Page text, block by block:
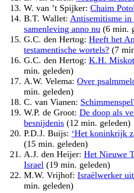
W. van ’t Spijker: Chaim
B.T. Wallet: Antisemitisme in
samenleving anno nu (6 min.
G.C. den Hertog: Heeft het
testamentische wortels? (7
G.C. den Hertog: K.H.
min. geleden)
A.W. Velema: Over
min. geleden)
C. van Vianen:
W.P. de Groot: De doop als
besnijdenis (12 min. geleden)
P.D.J. Buijs: ‘Het koninkrijk
(15 min. geleden)
A.J. den Heijer: Het Nieuwe
Israel (19 min. geleden)
M.W. Vrijhof: Israëlwerker
min. geleden)